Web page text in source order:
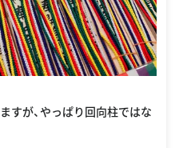
すが、やっぱり回向柱ではな